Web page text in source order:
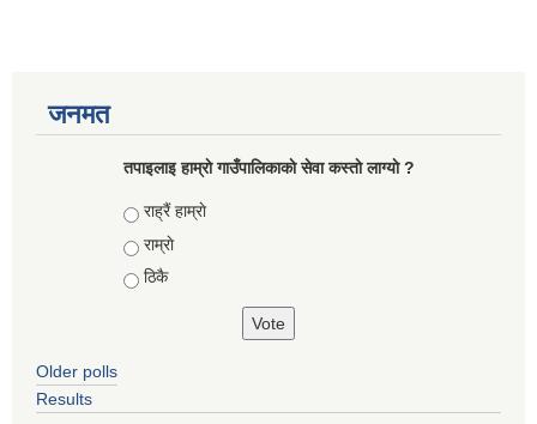
जनमत
तपाइलाइ हाम्राे गाउँपालिकाकाे सेवा कस्ताे लाग्याे ?
Choices
राह्रैं हाम्राे
राम्राे
ठिकै
Older polls
Results